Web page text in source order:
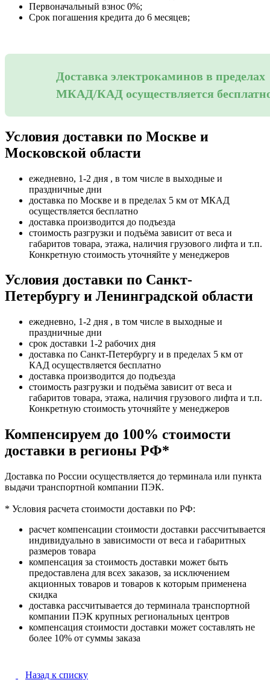
Первоначальный взнос 0%;
Срок погашения кредита до 6 месяцев;
Доставка электрокаминов в пределах
МКАД/КАД осуществляется
Условия доставки по Москве и
Московской области
ежедневно, 1-2 дня , в том числе в выходные и
праздничные дни
доставка по Москве и в пределах 5 км от МКАД
осуществляется бесплатно
доставка производится до подъезда
стоимость разгрузки и подъёма зависит от веса и
габаритов товара, этажа, наличия грузового лифта и т.п.
Конкретную стоимость уточняйте у менеджеров
Условия доставки по Санкт-
Петербургу и Ленинградской области
ежедневно, 1-2 дня , в том числе в выходные и
праздничные дни
срок доставки 1-2 рабочих дня
доставка по Санкт-Петербургу и в пределах 5 км от
КАД осуществляется бесплатно
доставка производится до подъезда
стоимость разгрузки и подъёма зависит от веса и
габаритов товара, этажа, наличия грузового лифта и т.п.
Конкретную стоимость уточняйте у менеджеров
Компенсируем до 100% стоимости
доставки в регионы РФ*
Доставка по России осуществляется до терминала или пункта
выдачи транспортной компании ПЭК.
* Условия расчета стоимости доставки по РФ:
расчет компенсации стоимости доставки рассчитывается
индивидуально в зависимости от веса и габаритных
размеров товара
компенсация за стоимость доставки может быть
предоставлена для всех заказов, за исключением
акционных товаров и товаров к которым применена
скидка
доставка рассчитывается до терминала транспортной
компании ПЭК крупных региональных центров
компенсация стоимости доставки может составлять не
более 10% от суммы заказа
Назад к списку